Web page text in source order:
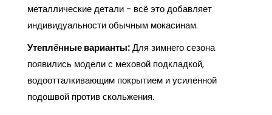
металлические детали - всё это добавляет
индивидуальности обычным мокасинам.
Утеплённые варианты:Для зимнего сезона
появились модели с меховой подкладкой,
водоотталкивающим покрытием и усиленной
подошвой против скольжения.